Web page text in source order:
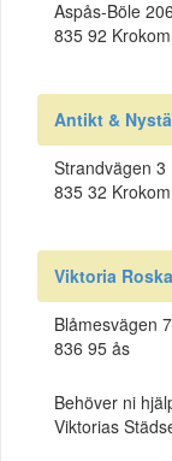
Aspås-Böle 206
835 92 Krokom
Antikt &
Strandvägen 3
835 32 Krokom
Viktoria
Blåmesvägen 7
836 95 ås
Behöver ni
Viktorias